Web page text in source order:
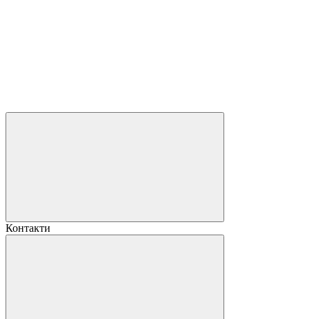
Контакти